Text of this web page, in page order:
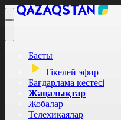
Басты
Тікелей эфир
Бағдарлама кестесі
Жаңалықтар
Жобалар
Телехикаялар